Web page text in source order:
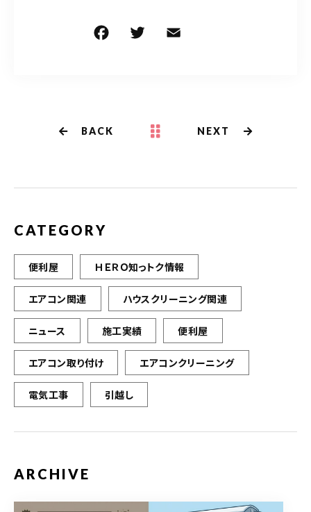
k
T
r
BACK NEXT
CATEGORY
便利屋 ＨＥＲＯ知っトク情報
エアコン関連 ハウスクリーニング関連
ニュース 施工実績 便利屋
エアコン取り付け エアコンクリーニング
電気工事 引越し
ARCHIVE